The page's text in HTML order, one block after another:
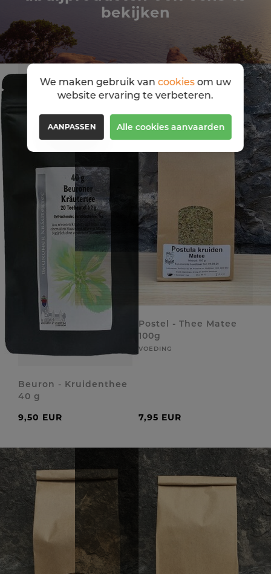
ADHD. Verder helpt het bij angst en milde
slaapstoornissen
bekijken
Beuron - Kruidenthee
40 g
9,50 EUR
Postel - Thee Matee
100g
VOEDING
7,95 EUR
We maken gebruik van cookiesom uw
website ervaring te verbeteren.
AANPASSEN Alle cookies aanvaarden